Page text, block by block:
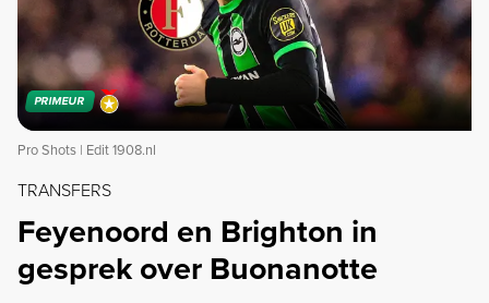
PRIMEUR
Pro Shots | Edit 1908.nl
TRANSFERS
Feyenoord en Brighton in
gesprek over Buonanotte